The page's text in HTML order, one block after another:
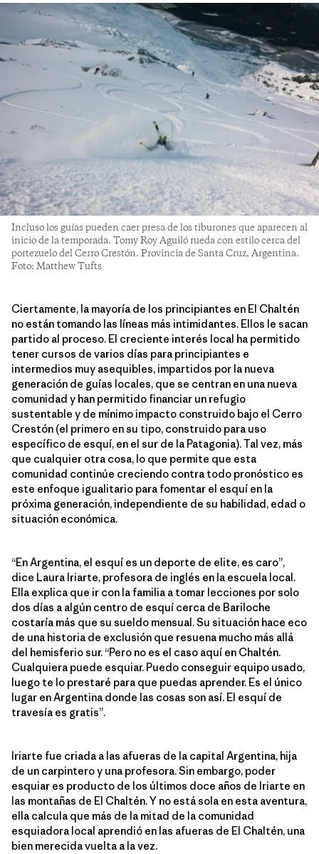
Incluso los guías pueden caer presa de los tiburones que aparecen al
inicio de la temporada. Tomy Roy Aguiló rueda con estilo cerca del
portezuelo del Cerro Crestón. Provincia de Santa Cruz, Argentina.
Foto: Matthew Tufts
Ciertamente, la mayoría de los principiantes en El Chaltén
no están tomando las líneas más intimidantes. Ellos le sacan
partido al proceso. El creciente interés local ha permitido
tener cursos de varios días para principiantes e
intermedios muy asequibles, impartidos por la nueva
generación de guías locales, que se centran en una nueva
comunidad y han permitido financiar un refugio
sustentable y de mínimo impacto construido bajo el Cerro
Crestón (el primero en su tipo, construido para uso
específico de esquí, en el sur de la Patagonia). Tal vez, más
que cualquier otra cosa, lo que permite que esta
comunidad continúe creciendo contra todo pronóstico es
este enfoque igualitario para fomentar el esquí en la
próxima generación, independiente de su habilidad, edad o
situación económica.
“En Argentina, el esquí es un deporte de elite, es caro”,
dice Laura Iriarte, profesora de inglés en la escuela local.
Ella explica que ir con la familia a tomar lecciones por solo
dos días a algún centro de esquí cerca de Bariloche
costaría más que su sueldo mensual. Su situación hace eco
de una historia de exclusión que resuena mucho más allá
del hemisferio sur. “Pero no es el caso aquí en Chaltén.
Cualquiera puede esquiar. Puedo conseguir equipo usado,
luego te lo prestaré para que puedas aprender. Es el único
lugar en Argentina donde las cosas son así. El esquí de
travesía es gratis”.
Iriarte fue criada a las afueras de la capital Argentina, hija
de un carpintero y una profesora. Sin embargo, poder
esquiar es producto de los últimos doce años de Iriarte en
las montañas de El Chaltén. Y no está sola en esta aventura,
ella calcula que más de la mitad de la comunidad
esquiadora local aprendió en las afueras de El Chaltén, una
bien merecida vuelta a la vez.